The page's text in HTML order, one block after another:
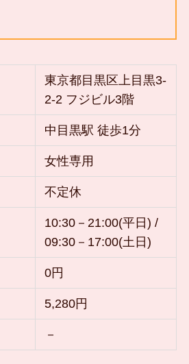
東京都目黒区上目黒3-
2-2 フジビル3階
中目黒駅 徒歩1分
女性専用
不定休
10:30－21:00(平日) /
09:30－17:00(土日)
0円
5,280円
－